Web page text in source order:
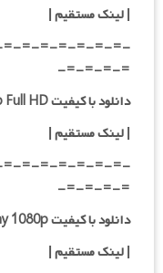
| لینک مستقیم|
=-=-=-=-=-=-
=-=-=-=-
دانلود با کیفیت BluRay 1080p Full HD ریلیز F2M
|لینک مستقیم|
=-=-=-=-=-=-
=-=-=-=-
دانلود با کیفیت BluRay 1080p ریلیز F2M
|لینک مستقیم|